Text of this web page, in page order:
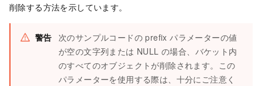
削除する方法を示しています。
警告
次のサンプルコードの prefix パラメーターの値
が空の文字列または NULL の場合、バケット内
のすべてのオブジェクトが削除されます。この
パラメーターを使用する際は、十分にご注意く